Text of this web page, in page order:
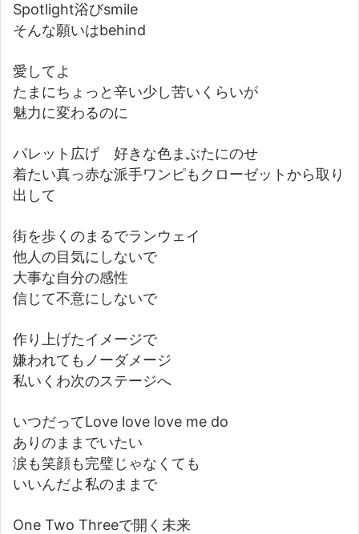
Spotlight浴びsmile
そんな願いはbehind
愛してよ
たまにちょっと辛い少し苦いくらいが
魅力に変わるのに
パレット広げ 好きな色まぶたにのせ
着たい真っ赤な派手ワンピもクローゼットから取り
出して
街を歩くのまるでランウェイ
他人の目気にしないで
大事な自分の感性
信じて不意にしないで
作り上げたイメージで
嫌われてもノーダメージ
私いくわ次のステージへ
いつだってLove love love me do
ありのままでいたい
涙も笑顔も完璧じゃなくても
いいんだよ私のままで
One Two Threeで開く未来